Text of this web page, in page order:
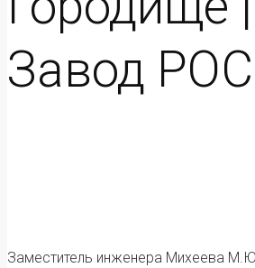
Завод
Заместитель инженера Михеева